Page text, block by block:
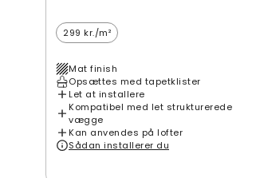
299 kr./m²
Mat finish
Opsættes med tapetklister
Let at installere
Kompatibel med let strukturerede
vægge
Kan anvendes på lofter
Sådan installerer du